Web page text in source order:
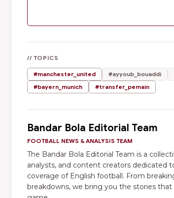
// TOPICS
#manchester_united #ayyoub_bouaddi
#bayern_munich
#transfer_pemain
Bandar Bola Editorial Team
FOOTBALL NEWS & ANALYSIS TEAM
The Bandar Bola Editorial Team is a
analysts, and content creators dedicated
coverage of English football. From
breakdowns, we bring you the stories